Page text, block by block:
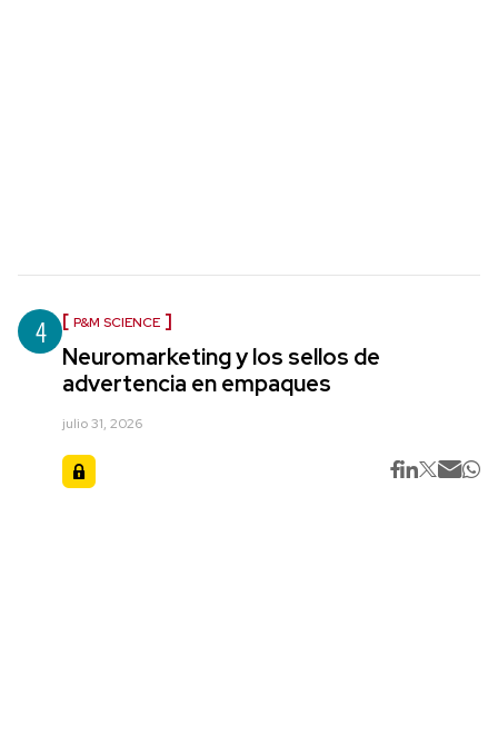
4 P&M SCIENCE
Neuromarketing y los sellos de
advertencia en empaques
julio 31, 2026